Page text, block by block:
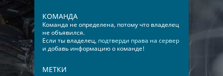
КОМАНДА
Команда не определена, потому что владелец
не объявился.
Если ты владелец, подтверди права на сервер
и добавь информацию о команде!
МЕТКИ